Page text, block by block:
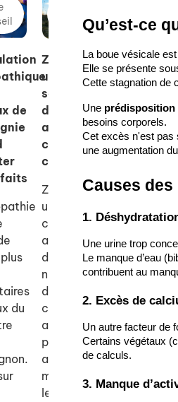
de
du
Comportement
Zylkene® :
une
solution
douce pour
apaiser
chiens et
chats
Zylkene est
un
complément
alimentaire
d’origine
naturelle
destiné aux
chiens et
aux chats
pour les
aider à
mieux gérer
le stress et
animal
Quelles
sont les
chien les
plus
?
quelles
races de
chiens
le mieux
vie en
et trouvez
Qu’est-ce
La boue vésicale
Elle se présente
Cette stagnation de
Une prédisposition
besoins corporels.
Cet excès n'est pas
une augmentation
Causes
1.
Une urine trop
Le manque d’eau
contribuent au
2. Excès de
Un autre facteur de
Certains végétaux
de calculs.
3. Manque